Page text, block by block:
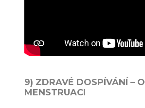
9) ZDRAVÉ DOSPÍVÁNÍ – O
MENSTRUACI